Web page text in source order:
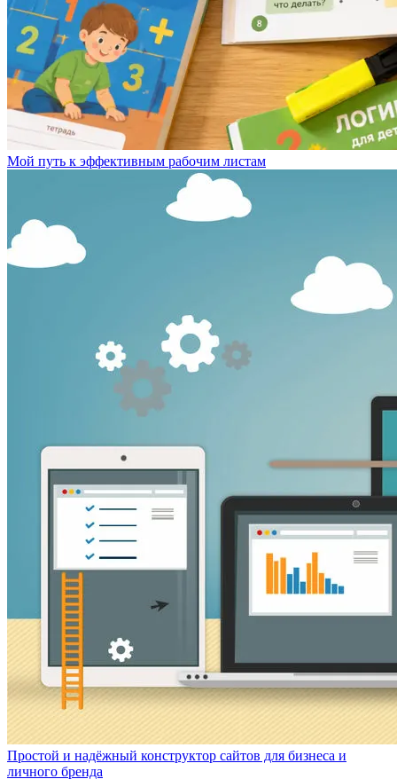
Мой путь к эффективным рабочим листам
Простой и надёжный конструктор сайтов для бизнеса и
личного бренда